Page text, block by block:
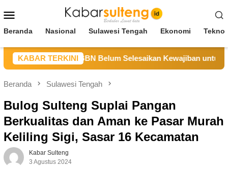
ke
Mobile
Beranda Nasional Sulawesi Tengah Ekonomi
KABAR TERKINI
Sebut CV BBN Belum Selesaikan Kewajiban untuk
Beranda Sulawesi Tengah
Bulog Sulteng Suplai Pangan
Berkualitas dan Aman ke Pasar Murah
Keliling Sigi, Sasar 16 Kecamatan
Kabar Sulteng
3 Agustus 2024